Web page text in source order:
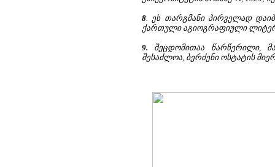
8 . ეს თარგმანი პირველად
ქართული აგიოგრაფიული
9. შეცდომითაა წარწერილი,
შესაძლოა, ბერძენი ოსტატის